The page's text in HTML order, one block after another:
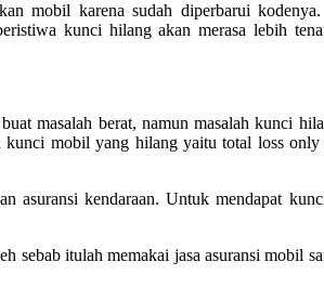
mobil karena sudah diperbarui
kunci hilang akan merasa lebih
masalah berat, namun masalah kunci
kunci mobil yang hilang yaitu total loss
asuransi kendaraan. Untuk mendapat
sebab itulah memakai jasa asuransi mobil